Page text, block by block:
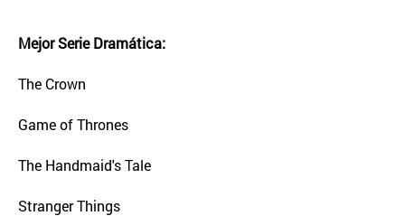
Mejor Serie Dramática:
The Crown
Game of Thrones
The Handmaid's Tale
Stranger Things